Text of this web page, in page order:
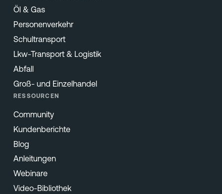
Öl & Gas
Personenverkehr
Schultransport
Lkw-Transport & Logistik
Abfall
Groß- und Einzelhandel
RESSOURCEN
Community
Kundenberichte
Blog
Anleitungen
Webinare
Video-Bibliothek